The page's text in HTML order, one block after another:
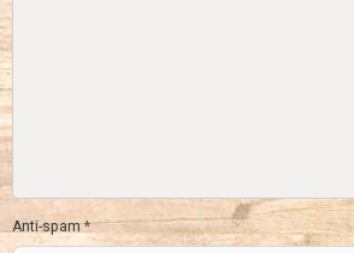
Anti-spam